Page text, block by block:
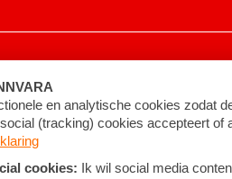
voorwaarden ©2026